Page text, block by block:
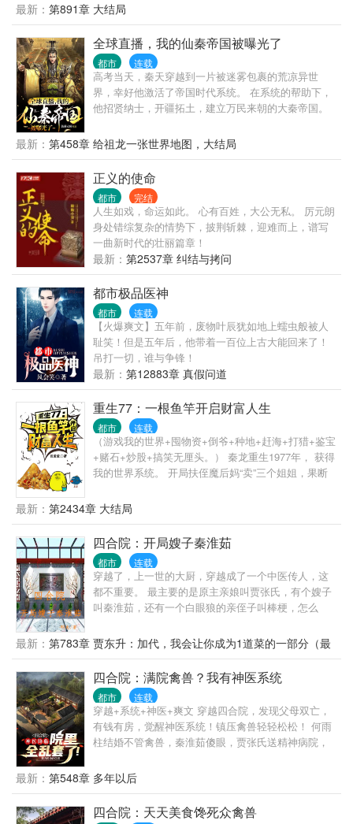
最新： 第891章 大结局
全球直播，我的仙秦帝国被曝光了
都市 连载
高考当天，秦天穿越到一片被迷雾包裹的荒凉异世
界，幸好他激活了帝国时代系统。 在系统的帮助下，
他招贤纳士，开疆拓土，建立万民来朝的大秦帝国。
时候，一支由蓝星各国联合组成的联合考察队乘船而
来，他才知道他所建立的大秦帝国竟然还在蓝星。 与
此同时当大秦的境况通过联合考察队的镜头呈现在全
世界观众们的面前时，整个蓝星顿时沸腾一片。 鹰
酱：这个叫做大秦的国家科技竟然如此发达，12金人
竟然是12尊强大的机甲。 毛熊：这些自称修士的家伙
太恐怖了，随手一击就堪比核弹爆炸。 霓虹：阿房宫
竟然是一座巨型飞船，万里长城竟然是一整套海陆空
防御系统。 泡菜：我们泡菜国一直都是大秦的属国，
交好。
最新： 第458章 给祖龙一张世界地图，大结局
正义的使命
都市 完结
人生如戏，命运如此。 心有百姓，大公无私。 厉元朗
身处错综复杂的情势下，披荆斩棘，迎难而上，谱写
一曲新时代的壮丽篇章！
最新： 第2537章 纠结与拷问
都市极品医神
都市 连载
【火爆爽文】五年前，废物叶辰犹如地上蠕虫般被人
耻笑！但是五年后，他带着一百位上古大能回来了！
吊打一切，谁与争锋！
最新： 第12883章 真假问道
重生77：一根鱼竿开启财富人生
都市 连载
（游戏我的世界+囤物资+倒爷+种地+赶海+打猎+鉴宝
+赌石+炒股+搞笑无厘头。） 秦龙重生1977年， 获得
我的世界系统。 开局扶侄魔后妈“卖”三个姐姐，果断
树，你会拥有正片大森林。” 垂钓赶山积累资金，满大
街的古董一车车买，海外金融市场收割大把财富，买
下半个盛京做包租公。 秦守富足无忧的人生，只专注
于三件事。 照顾好姐姐和妹妹。 躺着把钱赚了。 娶
个媳妇多生娃。
最新： 第2434章 大结局
四合院：开局嫂子秦淮茹
都市 连载
穿越了，上一世的大厨，穿越成了一个中医传人，这
都不重要。 最主要的是原主亲娘叫贾张氏，有个嫂子
叫秦淮茹，还有一个白眼狼的亲侄子叫棒梗，怎么
最新： 第783章 贾东升：加代，我会让你成为1道菜的一部分（最
后一章）
四合院：满院禽兽？我有神医系统
都市 连载
穿越+系统+神医+爽文 穿越四合院，发现父母双亡，
有钱有房，觉醒神医系统！镇压禽兽轻轻松松！ 何雨
柱结婚不管禽兽，秦淮茹傻眼，贾张氏送精神病院，
翻地覆！
最新： 第548章 多年以后
四合院：天天美食馋死众禽兽